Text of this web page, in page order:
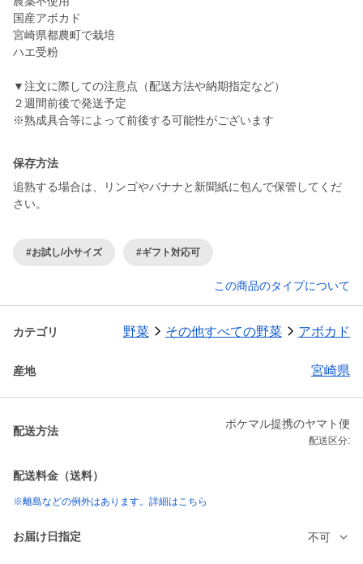
国産アボカド
宮崎県都農町で栽培
ハエ受粉
▼注文に際しての注意点（配送方法や納期指定など）
２週間前後で発送予定
※熟成具合等によって前後する可能性がございます
保存方法
追熟する場合は、リンゴやバナナと新聞紙に包んで保管してくだ
さい。
#お試し/小サイズ #ギフト対応可
この商品のタイプについて
カテゴリ 野菜 その他すべての野菜 アボカド
産地 宮崎県
配送方法
ポケマル提携のヤマト便
配送区分:
配送料金（送料）
※離島などの例外はあります。詳細はこちら
お届け日指定 不可